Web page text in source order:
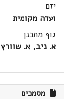
יזם
ועדה מקומית
גוף מתכנן
א. ניב, א. שוורץ
מסמכים